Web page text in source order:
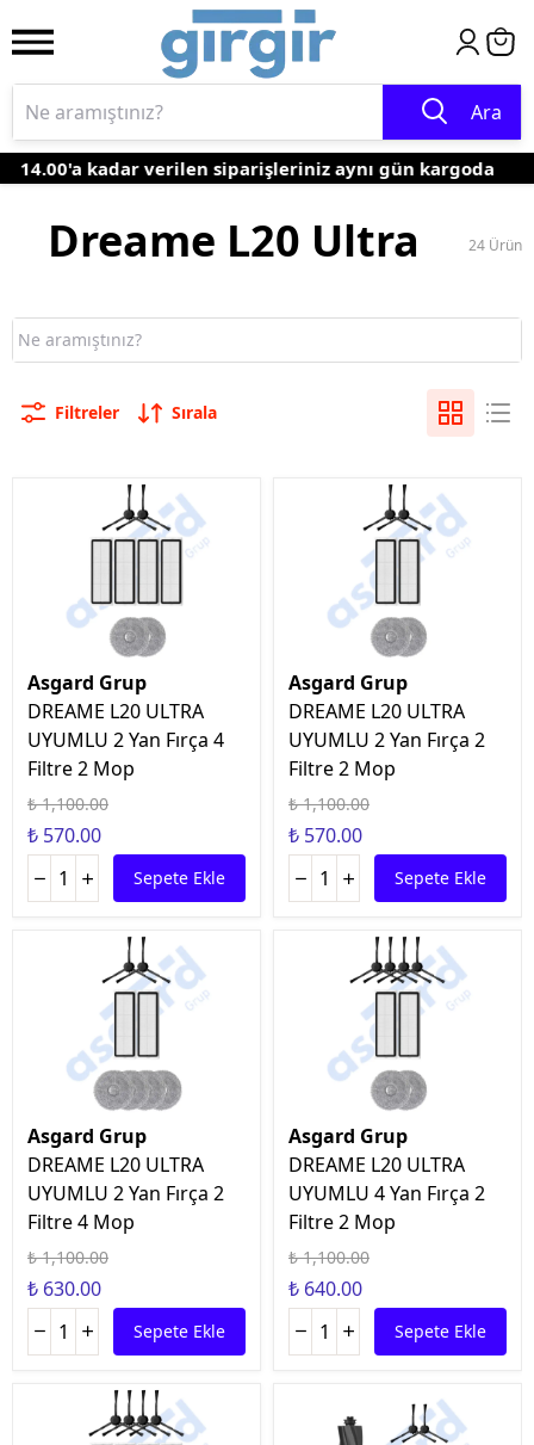
Ara
14.00'a kadar verilen siparişleriniz aynı gün kargoda
Dreame L20 Ultra 24 Ürün
Filtreler Sırala
Asgard Grup
DREAME L20 ULTRA
UYUMLU 2 Yan Fırça 4
Filtre 2 Mop
₺ 1,100.00
₺ 570.00
Sepete Ekle
Asgard Grup
DREAME L20 ULTRA
UYUMLU 2 Yan Fırça 2
Filtre 2 Mop
₺ 1,100.00
₺ 570.00
Sepete Ekle
Asgard Grup
DREAME L20 ULTRA
UYUMLU 2 Yan Fırça 2
Filtre 4 Mop
₺ 1,100.00
₺ 630.00
Sepete Ekle
Asgard Grup
DREAME L20 ULTRA
UYUMLU 4 Yan Fırça 2
Filtre 2 Mop
₺ 1,100.00
₺ 640.00
Sepete Ekle